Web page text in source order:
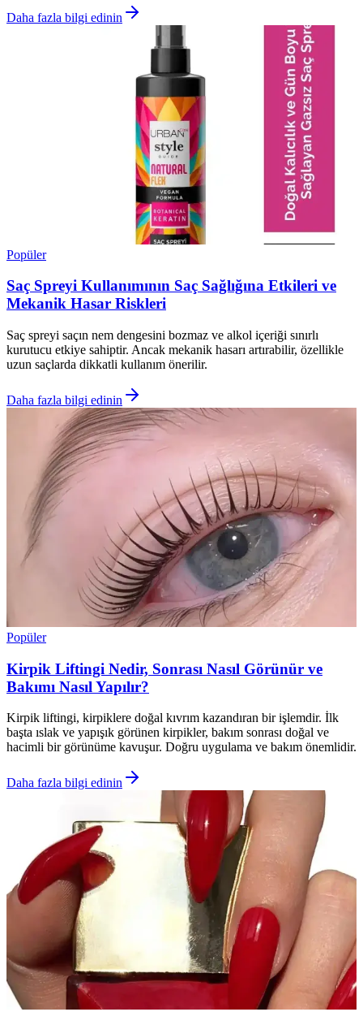
Daha fazla bilgi edinin
Popüler
Saç Spreyi Kullanımının Saç Sağlığına Etkileri ve
Mekanik Hasar Riskleri
Saç spreyi saçın nem dengesini bozmaz ve alkol içeriği sınırlı
kurutucu etkiye sahiptir. Ancak mekanik hasarı artırabilir, özellikle
uzun saçlarda dikkatli kullanım önerilir.
Daha fazla bilgi edinin
Popüler
Kirpik Liftingi Nedir, Sonrası Nasıl Görünür ve
Bakımı Nasıl Yapılır?
Kirpik liftingi, kirpiklere doğal kıvrım kazandıran bir işlemdir. İlk
başta ıslak ve yapışık görünen kirpikler, bakım sonrası doğal ve
hacimli bir görünüme kavuşur. Doğru uygulama ve bakım önemlidir.
Daha fazla bilgi edinin